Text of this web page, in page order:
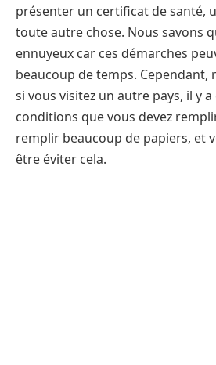
présenter un certificat de santé,
toute autre chose. Nous savons
ennuyeux car ces démarches
beaucoup de temps. Cependant,
si vous visitez un autre pays, il y
conditions que vous devez
remplir beaucoup de papiers, et
être éviter cela.